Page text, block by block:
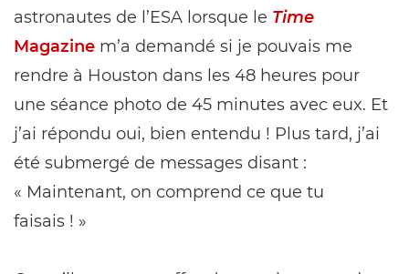
astronautes de l’ESA lorsque le Time
Magazine m’a demandé si je pouvais me
rendre à Houston dans les 48 heures pour
une séance photo de 45 minutes avec eux. Et
j’ai répondu oui, bien entendu ! Plus tard, j’ai
été submergé de messages disant :
« Maintenant, on comprend ce que tu
faisais ! »